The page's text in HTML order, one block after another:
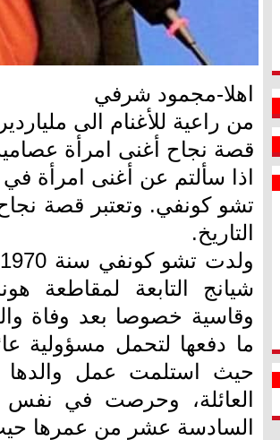
اهلا-مجمود شرفي
من راعية للأغنام الى
قصة نجاح أغنى امرأة
اذا سألتم عن أغنى امرأة
تشو كونفي. وتعتبر قصة
التاريخ.
شيانج التابعة لمقاطعة
وقاسية خصوصا بعد وفاة
ما دفعها لتحمل مسؤولية
حيث استلمت عمل والدها
العائلة، وحرصت في نفس
السادسة عشر من عمرها